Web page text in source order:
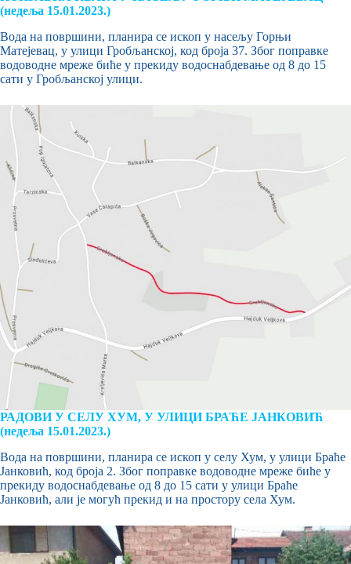
(недеља 15.01.2023.)
Вода на површини, планира се ископ у насељу Горњи
Матејевац, у улици Гробљанској, код броја 37. Због поправке
водоводне мреже биће у прекиду водоснабдевање од 8 до 15
сати у Гробљанској улици.
РАДОВИ У СЕЛУ ХУМ, У УЛИЦИ БРАЋЕ ЈАНКОВИЋ
(недеља 15.01.2023.)
Вода на површини, планира се ископ у селу Хум, у улици Браће
Јанковић, код броја 2. Због поправке водоводне мреже биће у
прекиду водоснабдевање од 8 до 15 сати у улици Браће
Јанковић, али је могућ прекид и на простору села Хум.